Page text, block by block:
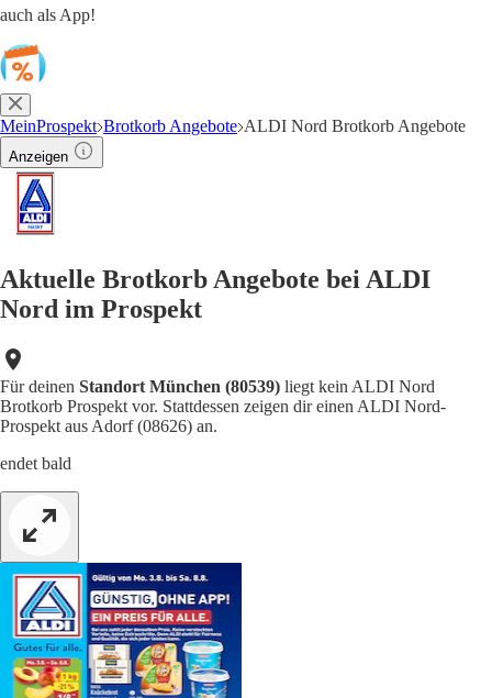
auch als App!
MeinProspekt Brotkorb Angebote ALDI Nord Brotkorb Angebote
Anzeigen
Aktuelle Brotkorb Angebote bei ALDI
Nord im Prospekt
Für deinen Standort München (80539) liegt kein ALDI Nord
Brotkorb Prospekt vor. Stattdessen zeigen dir einen ALDI Nord-
Prospekt aus Adorf (08626) an.
endet bald